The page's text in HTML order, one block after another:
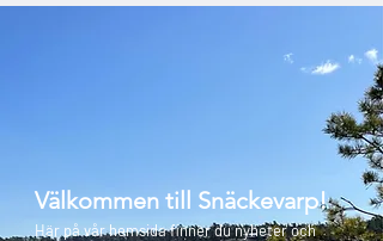
Välkommen till Snäckevarp!
Här på vår hemsida finner du nyheter och